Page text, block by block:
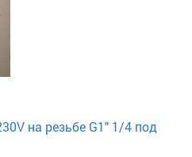
на резьбе G1" 1/4 под